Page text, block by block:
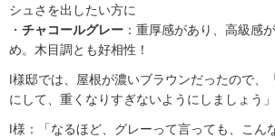
シュさを出したい方に
・ チャコールグレー ：重厚感があり、高級感
め。木目調とも好相性！
I様邸では、屋根が濃いブラウンだったので、
にして、重くなりすぎないようにしましょう」
I様：「なるほど、グレーって言っても、こん